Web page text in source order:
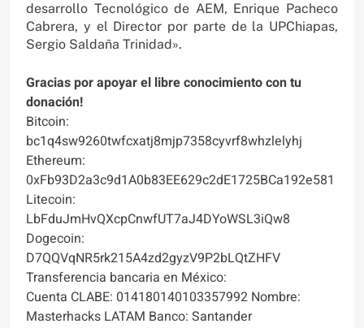
desarrollo Tecnológico de AEM, Enrique Pacheco
Cabrera, y el Director por parte de la UPChiapas,
Sergio Saldaña Trinidad».
Gracias por apoyar el libre conocimiento con tu
donación!
Bitcoin:
bc1q4sw9260twfcxatj8mjp7358cyvrf8whzlelyhj
Ethereum:
0xFb93D2a3c9d1A0b83EE629c2dE1725BCa192e581
Litecoin:
LbFduJmHvQXcpCnwfUT7aJ4DYoWSL3iQw8
Dogecoin:
D7QQVqNR5rk215A4zd2gyzV9P2bLQtZHFV
Transferencia bancaria en México:
Cuenta CLABE: 014180140103357992 Nombre:
Masterhacks LATAM Banco: Santander